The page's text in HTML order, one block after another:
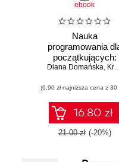
ebook
Nauka
programowania
początkujących:
podejście
Diana Domańska, Krzysztof Gdawiec
(6,90 zł najniższa cena z 30
16.80 zł
21.00 zł (-20%)